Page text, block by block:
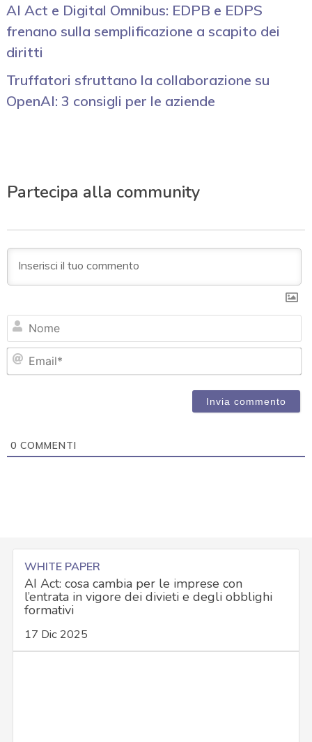
AI Act e Digital Omnibus: EDPB e EDPS
frenano sulla semplificazione a scapito dei
diritti
Truffatori sfruttano la collaborazione su
OpenAI: 3 consigli per le aziende
Partecipa alla community
0 COMMENTI
WHITE PAPER
AI Act: cosa cambia per le imprese con
l’entrata in vigore dei divieti e degli obblighi
formativi
17 Dic 2025